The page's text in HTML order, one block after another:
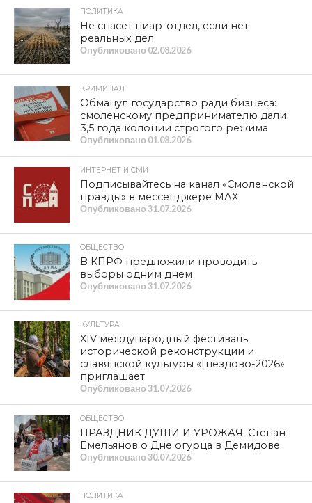
ПОЛИТИКА
Не спасет пиар-отдел, если нет
реальных дел
Опубликовано 02.08.2026
КРИМИНАЛ
Обманул государство ради бизнеса:
смоленскому предпринимателю дали
3,5 года колонии строгого режима
Опубликовано 01.08.2026
ИНТЕРНЕТ И СМИ
Подписывайтесь на канал «Смоленской
правды» в мессенджере МАХ
Опубликовано31.07.2026
ОБЩЕСТВО
В КПРФ предложили проводить
выборы одним днем
Опубликовано31.07.2026
КУЛЬТУРА
XIV международный фестиваль
исторической реконструкции и
славянской культуры «Гнёздово-2026»
приглашает
Опубликовано31.07.2026
ОБЩЕСТВО
ПРАЗДНИК ДУШИ И УРОЖАЯ. Степан
Емельянов о Дне огурца в Демидове
Опубликовано30.07.2026
ПОЛИТИКА